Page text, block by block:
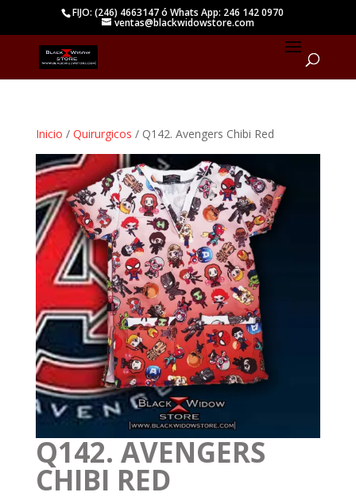
FIJO: (246) 4663147 ó Whats App: 246 142 0970
ventas@blackwidowstore.com
Inicio / Quirurgicos / Q142. Avengers Chibi Red
Q142. AVENGERS
CHIBI RED